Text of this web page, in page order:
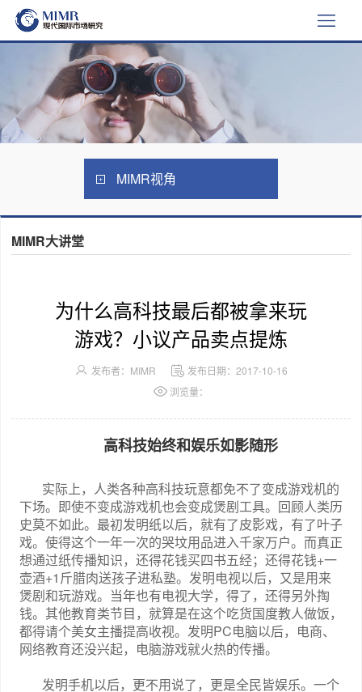
MIMR视角
MIMR大讲堂
为什么高科技最后都被拿来玩
游戏？小议产品卖点提炼
发布者：MIMR
发布日期：2017-10-16
浏览量：
高科技始终和娱乐如影随形
实际上，人类各种高科技玩意都免不了变成游戏机的
下场。即使不变成游戏机也会变成煲剧工具。回顾人类历
史莫不如此。最初发明纸以后，就有了皮影戏，有了叶子
戏。使得这个一年一次的哭坟用品进入千家万户。而真正
想通过纸传播知识，还得花钱买四书五经；还得花钱+一
壶酒+1 斤腊肉送孩子进私塾。发明电视以后，又是用来
煲剧和玩游戏。当年也有电视大学，得了，还得另外掏
钱。其他教育类节目，就算是在这个吃货国度教人做饭，
都得请个美女主播提高收视。发明PC电脑以后，电商、
网络教育还没兴起，电脑游戏就火热的传播。
发明手机以后，更不用说了，更是全民皆娱乐。一个